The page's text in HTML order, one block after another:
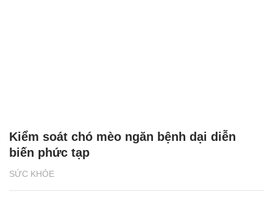
SỨC KHỎE
Kiểm soát chó mèo ngăn bệnh dại diễn
biến phức tạp